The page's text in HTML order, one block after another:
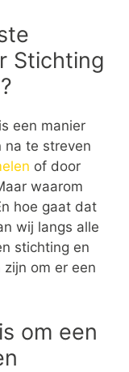
Stichting
een manier
na te streven
of door
waarom
hoe gaat dat
wij langs alle
stichting en
om er een
om een